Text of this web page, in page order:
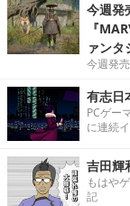
今週発
『
ァンタ
今週発
有志日
PCゲー
に連続
吉田輝
もはや
記